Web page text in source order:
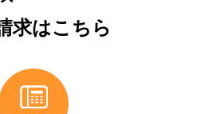
求はこちら